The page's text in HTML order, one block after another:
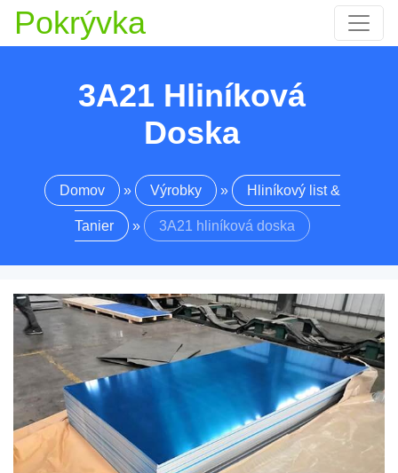
Pokrývka
3A21 Hliníková
Doska
Domov » Výrobky » Hliníkový list &
Tanier » 3A21 hliníková doska